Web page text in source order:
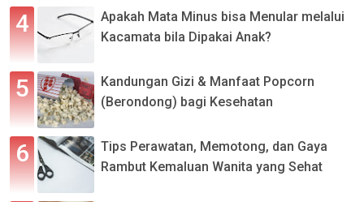
Apakah Mata Minus bisa Menular melalui
Kacamata bila Dipakai Anak?
Kandungan Gizi & Manfaat Popcorn
(Berondong) bagi Kesehatan
Tips Perawatan, Memotong, dan Gaya
Rambut Kemaluan Wanita yang Sehat